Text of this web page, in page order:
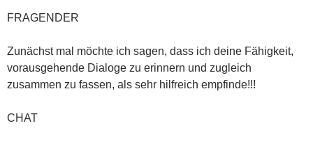
FRAGENDER
Zunächst mal möchte ich sagen, dass ich deine Fähigkeit,
vorausgehende Dialoge zu erinnern und zugleich
zusammen zu fassen, als sehr hilfreich empfinde!!!
CHAT